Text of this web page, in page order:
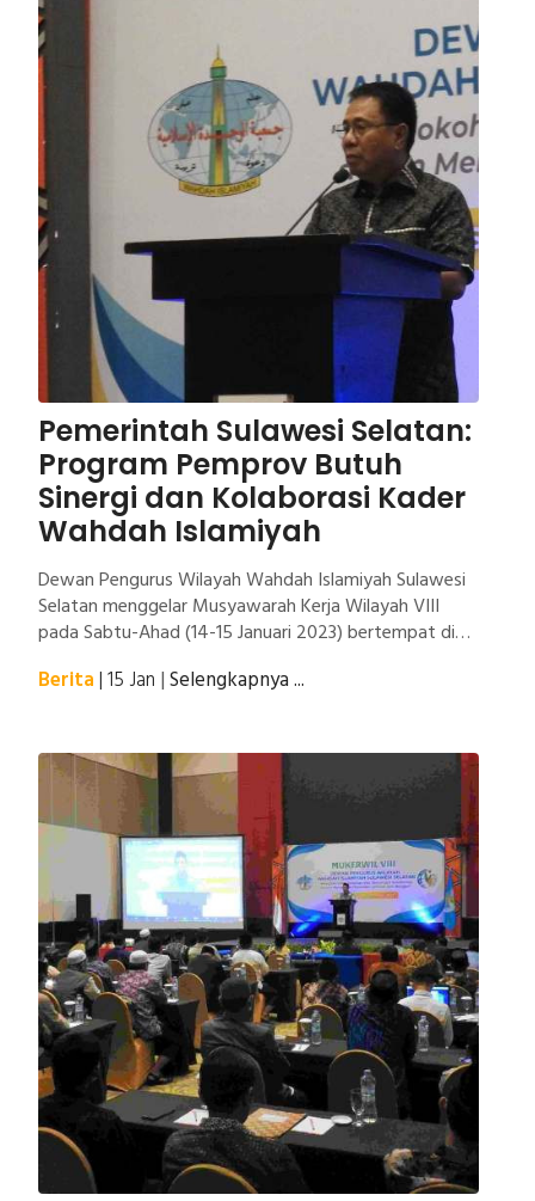
Pemerintah Sulawesi Selatan:
Program Pemprov Butuh
Sinergi dan Kolaborasi Kader
Wahdah Islamiyah
Dewan Pengurus Wilayah Wahdah Islamiyah Sulawesi
Selatan menggelar Musyawarah Kerja Wilayah VIII
pada Sabtu-Ahad (14-15 Januari 2023) bertempat di
tema “Mengokohkan Soliditas dan Semangat
berharap ormas Islam lebih solid dalam agenda-
agenda kebaikan umat dan bangsa.
Berita| 15 Jan |Selengkapnya ...